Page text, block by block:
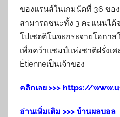
ของแรนส์ในเกมนัดที่ 36 ขอ
สามารถชนะทั้ง 3 คะแนนได้
โปเชตติโนจะกระจายโอกาส
เพื่อคว้าแชมป์แห่งชาติฝรั่งเ
Étienneเป็นเจ้าของ
คลิกเลย >>> https://
อ่านเพิ่มเติม >>> บ้านผลบอล